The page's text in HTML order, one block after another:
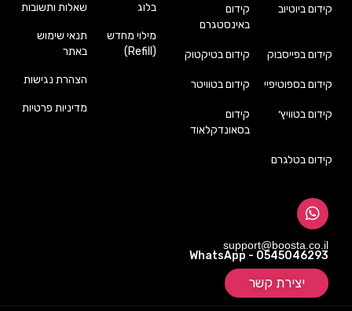
קידום ביוטיוב
קידום
באינסטגרם
קידום בפייסבוק קידום בטיקטוק
קידום בספוטיפיי קידום בטוויטר
קידום בטוויץ׳
קידום
בסאונדקלאוד
קידום בטלגרם
בלוג
מילוי מחדש
(Refill)
שאלות ותשובות
תנאי שימוש
באתר
הצהרת נגישות
מדיניות פרטיות
support@boosta.co.il
WhatsApp - 0545046293
יצירת קשר